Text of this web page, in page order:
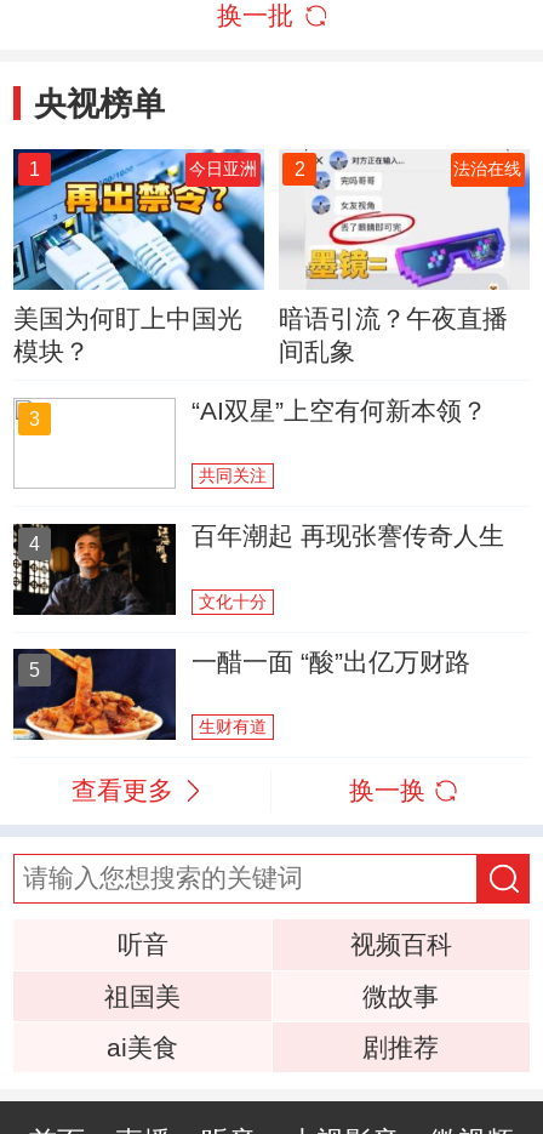
换一批
央视榜单
1 今日亚洲
美国为何盯上中国光
模块？
2 法治在线
暗语引流？午夜直播
间乱象
3 “AI双星”上空有何新本领？
共同关注
4 百年潮起 再现张謇传奇人生
文化十分
5 一醋一面 “酸”出亿万财路
生财有道
查看更多 换一换
听音
视频百科
祖国美
微故事
ai美食
剧推荐